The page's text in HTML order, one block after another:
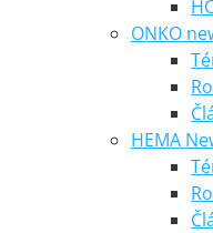
ONKO
HEMA